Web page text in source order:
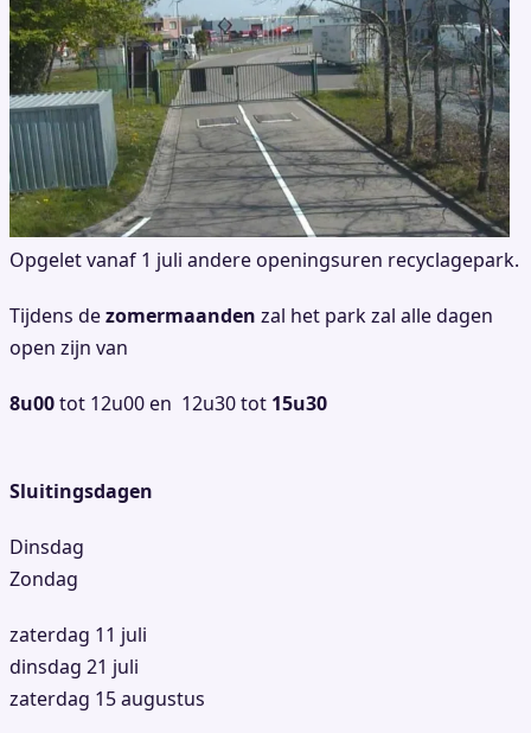
Opgelet vanaf 1 juli andere openingsuren recyclagepark.
Tijdens dezomermaanden zal het park zal alle dagen
open zijn van
8u00tot 12u00 en 12u30 tot 15u30
Sluitingsdagen
Dinsdag
Zondag
zaterdag 11 juli
dinsdag 21 juli
zaterdag 15 augustus